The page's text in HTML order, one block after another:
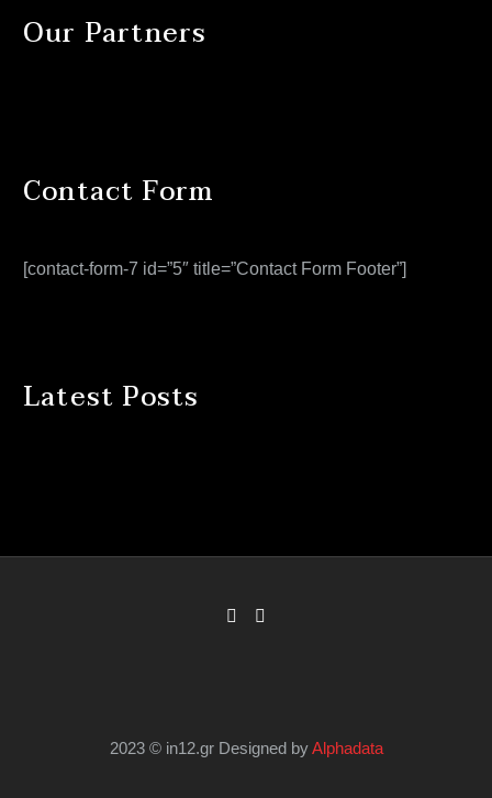
Our Partners
Contact Form
[contact-form-7 id=”5″ title=”Contact Form Footer”]
Latest Posts
2023 © in12.gr Designed byAlphadata